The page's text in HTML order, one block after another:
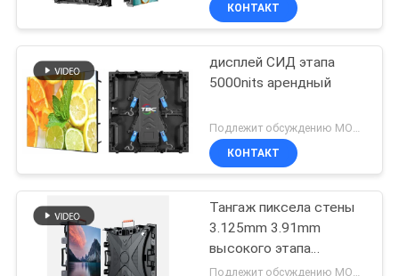
КОНТАКТ
дисплей СИД этапа
5000nits арендный
КОНТАКТ
Тангаж пиксела стены
3.125mm 3.91mm
высокого этапа
определения SMD
Подлежит обсуждению MOQ:10SQM